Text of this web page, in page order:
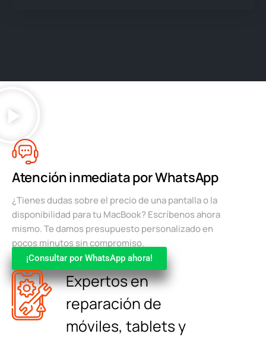
Atención inmediata por WhatsApp
¿Tienes dudas sobre el precio de una pantalla o la
disponibilidad para tu MacBook? Escríbenos ahora
mismo. Te damos presupuesto personalizado en
pocos minutos sin compromiso.
¡Consultar por WhatsApp ahora!
Expertos en
reparación de
móviles, tablets y